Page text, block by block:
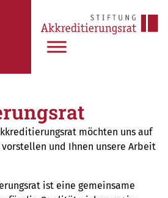
möchten uns auf
und Ihnen unsere Arbeit
ist eine gemeinsame